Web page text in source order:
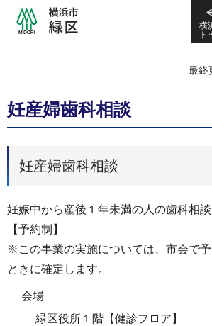
横
ト
最終
妊産婦歯科相談
妊産婦歯科相談
妊娠中から産後１年未満の人の歯科相談
【予約制】
※この事業の実施については、市会で
ときに確定します。
会場
緑区役所１階【健診フロア】